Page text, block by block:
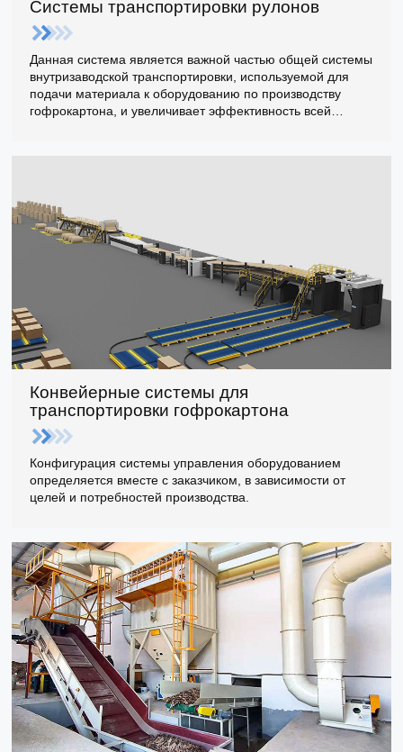
Системы транспортировки рулонов
Данная система является важной частью общей системы
внутризаводской транспортировки, используемой для
подачи материала к оборудованию по производству
гофрокартона, и увеличивает эффективность всей
Конвейерные системы для
транспортировки гофрокартона
Конфигурация системы управления оборудованием
определяется вместе с заказчиком, в зависимости от
целей и потребностей производства.